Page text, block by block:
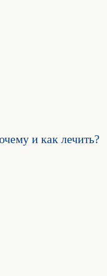
и как лечить?